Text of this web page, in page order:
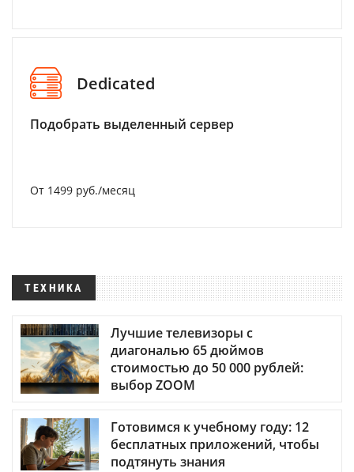
Dedicated
Подобрать выделенный сервер
От 1499 руб./месяц
ТЕХНИКА
Лучшие телевизоры с
диагональю 65 дюймов
стоимостью до 50 000 рублей:
выбор ZOOM
Готовимся к учебному году: 12
бесплатных приложений, чтобы
подтянуть знания